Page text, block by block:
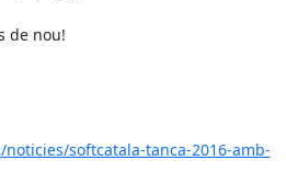
de nou!
softcatala-tanca-2016-amb-